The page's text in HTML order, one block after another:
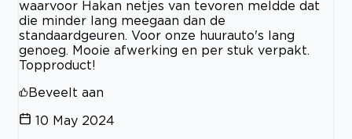
waarvoor Hakan netjes van tevoren meldde dat
die minder lang meegaan dan de
standaardgeuren. Voor onze huurauto's lang
genoeg. Mooie afwerking en per stuk verpakt.
Topproduct!
Beveelt aan
10 May 2024